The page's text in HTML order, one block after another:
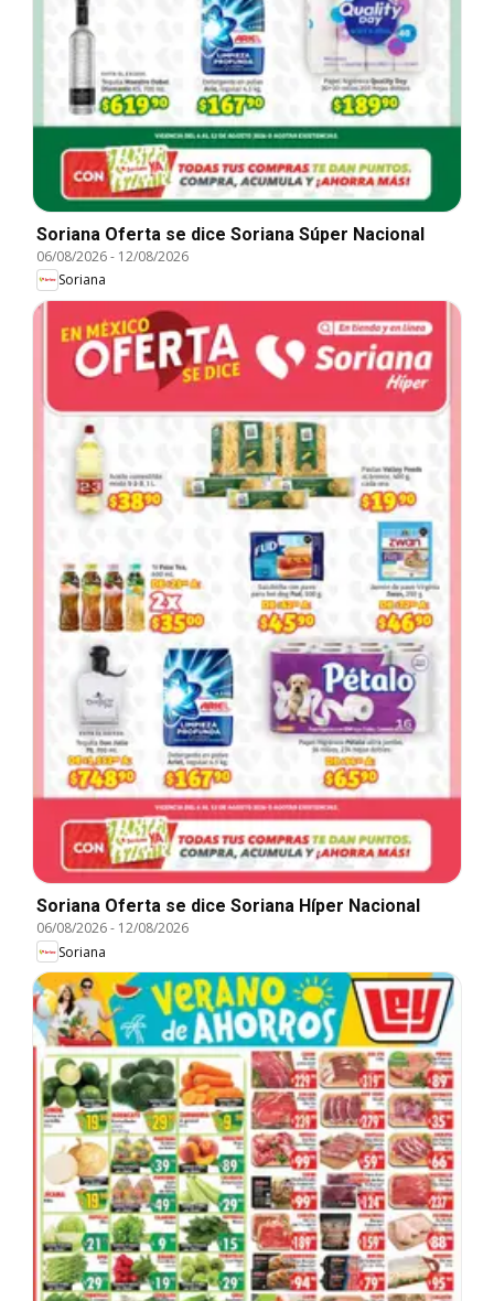
Soriana Oferta se dice Soriana Súper Nacional
06/08/2026- 12/08/2026
Soriana
Soriana Oferta se dice Soriana Híper Nacional
06/08/2026- 12/08/2026
Soriana